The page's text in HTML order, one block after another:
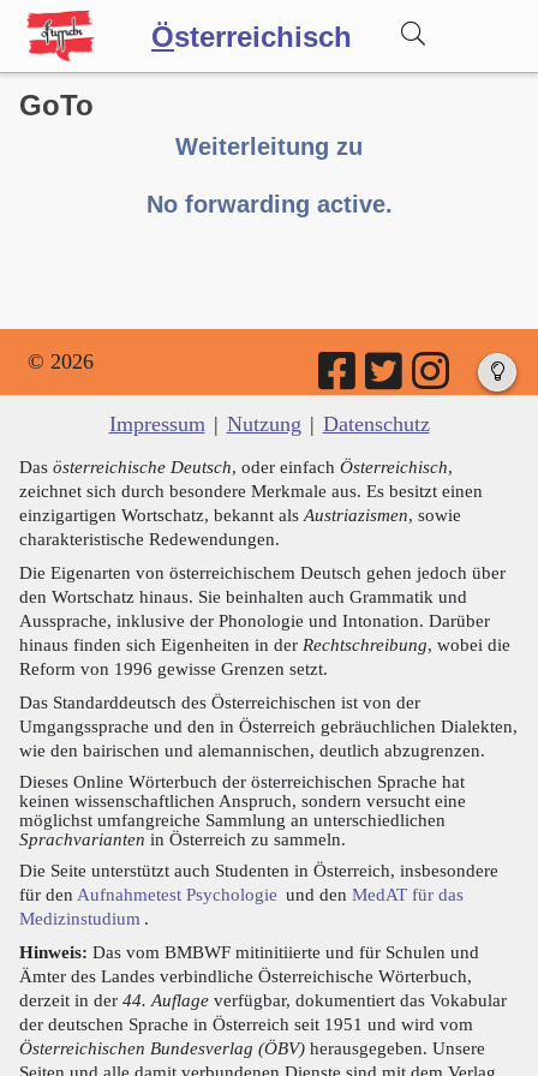
Österreichisch
Wörterbuch
GoTo
Weiterleitung zu
No forwarding active.
© 2026
Impressum | Nutzung | Datenschutz
Das österreichische Deutsch, oder einfach Österreichisch,
zeichnet sich durch besondere Merkmale aus. Es besitzt einen
einzigartigen Wortschatz, bekannt als Austriazismen, sowie
charakteristische Redewendungen.
Die Eigenarten von österreichischem Deutsch gehen jedoch über
den Wortschatz hinaus. Sie beinhalten auch Grammatik und
Aussprache, inklusive der Phonologie und Intonation. Darüber
hinaus finden sich Eigenheiten in der Rechtschreibung, wobei die
Reform von 1996 gewisse Grenzen setzt.
Das Standarddeutsch des Österreichischen ist von der
Umgangssprache und den in Österreich gebräuchlichen Dialekten,
wie den bairischen und alemannischen, deutlich abzugrenzen.
Dieses Online Wörterbuch der österreichischen Sprache hat
keinen wissenschaftlichen Anspruch, sondern versucht eine
möglichst umfangreiche Sammlung an unterschiedlichen
Sprachvarianten in Österreich zu sammeln.
Die Seite unterstützt auch Studenten in Österreich, insbesondere
für den Aufnahmetest Psychologie und den MedAT für das
Medizinstudium .
Hinweis: Das vom BMBWF mitinitiierte und für Schulen und
Ämter des Landes verbindliche Österreichische Wörterbuch,
derzeit in der 44. Auflage verfügbar, dokumentiert das Vokabular
der deutschen Sprache in Österreich seit 1951 und wird vom
Österreichischen Bundesverlag (ÖBV) herausgegeben. Unsere
Seiten und alle damit verbundenen Dienste sind mit dem Verlag